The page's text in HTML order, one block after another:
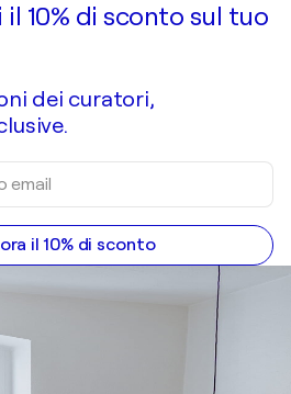
10% di sconto sul tuo
dei curatori,
il 10% di sconto